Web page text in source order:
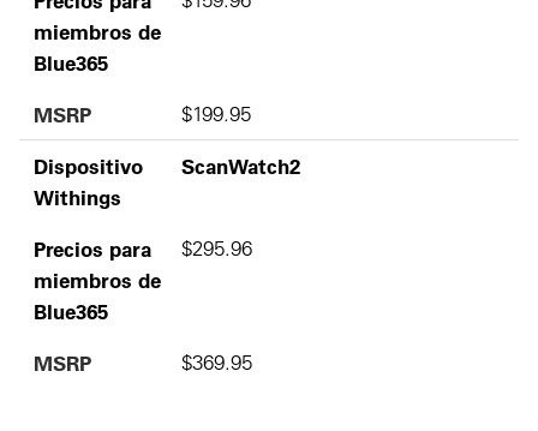
miembros de
Blue365
MSRP $199.95
Dispositivo
Withings
ScanWatch2
Precios para
miembros de
Blue365
$295.96
MSRP $369.95